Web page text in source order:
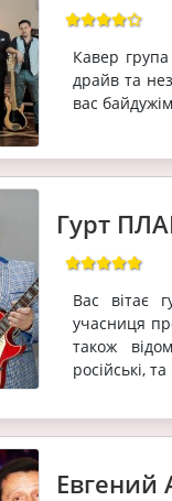
Кавер
драйв та
вас
Гурт
Вас вітає
учасниця
також
російські,
Евгений